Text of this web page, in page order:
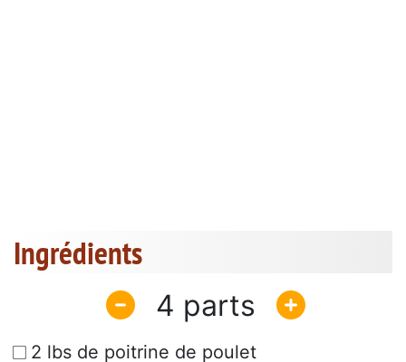
Ingrédients
4
2 lbs de poitrine de poulet